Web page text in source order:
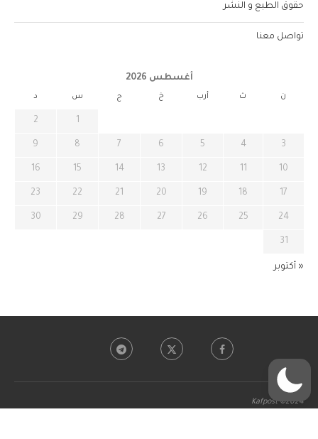
حقوق الطبع و النشر
تواصل معنا
أغسطس 2026
ن ث أرب خ ج س د
1
2
3
4
5
6
7
8
9
10
11
12
13
14
15
16
17
18
19
20
21
22
23
24
25
26
27
28
29
30
31
« أكتوبر
Kafpost ©2024